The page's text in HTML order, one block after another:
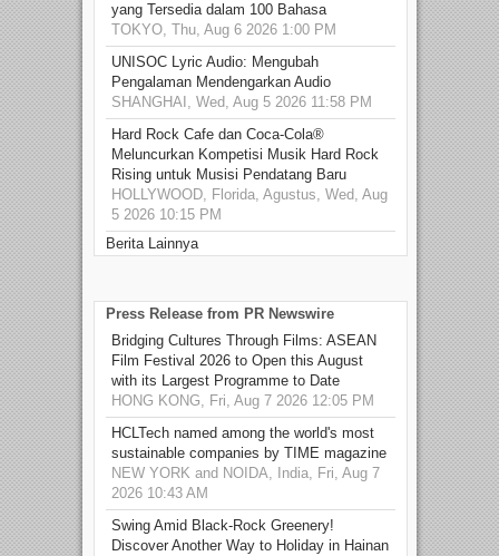
yang Tersedia dalam 100 Bahasa
TOKYO, Thu, Aug 6 2026 1:00 PM
UNISOC Lyric Audio: Mengubah
Pengalaman Mendengarkan Audio
SHANGHAI, Wed, Aug 5 2026 11:58 PM
Hard Rock Cafe dan Coca-Cola®
Meluncurkan Kompetisi Musik Hard Rock
Rising untuk Musisi Pendatang Baru
HOLLYWOOD, Florida, Agustus, Wed, Aug
5 2026 10:15 PM
Berita Lainnya
Press Release from PR Newswire
Bridging Cultures Through Films: ASEAN
Film Festival 2026 to Open this August
with its Largest Programme to Date
HONG KONG, Fri, Aug 7 2026 12:05 PM
HCLTech named among the world's most
sustainable companies by TIME magazine
NEW YORK and NOIDA, India, Fri, Aug 7
2026 10:43 AM
Swing Amid Black‑Rock Greenery!
Discover Another Way to Holiday in Hainan